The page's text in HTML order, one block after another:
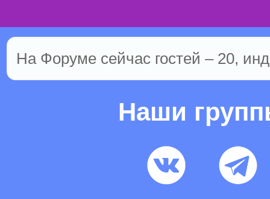
На Форуме сейчас гостей – 20,
Наши